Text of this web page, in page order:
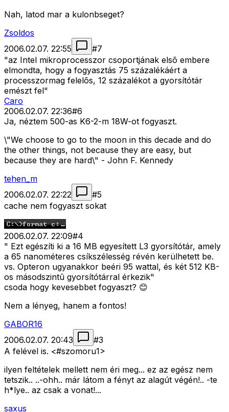
Nah, latod mar a kulonbseget?
Zsoldos
2006.02.07. 22:55
#7
"az Intel mikroprocesszor csoportjának elsõ embere
elmondta, hogy a fogyasztás 75 százalékáért a
processzormag felelõs, 12 százalékot a gyorsítótár
emészt fel"
Caro
2006.02.07. 22:36#6
Ja, néztem 500-as K6-2-m 18W-ot fogyaszt.
\"We choose to go to the moon in this decade and do
the other things, not because they are easy, but
because they are hard\" - John F. Kennedy
tehen_m
2006.02.07. 22:22
#5
cache nem fogyaszt sokat
2006.02.07. 22:09#4
" Ezt egészíti ki a 16 MB egyesített L3 gyorsítótár, amely
a 65 nanométeres csíkszélesség révén kerülhetett be.
vs. Opteron ugyanakkor beéri 95 wattal, és két 512 KB-
os másodszintû gyorsítótárral érkezik"
csoda hogy kevesebbet fogyaszt? 😊
Nem a lényeg, hanem a fontos!
GABOR16
2006.02.07. 20:43
#3
A felével is. <#szomoru1>
ilyen feltételek mellett nem éri meg... ez az egész nem
tetszik.. ..-ohh.. már látom a fényt az alagút végén!.. -te
h*lye.. az csak a vonat!...
saxus